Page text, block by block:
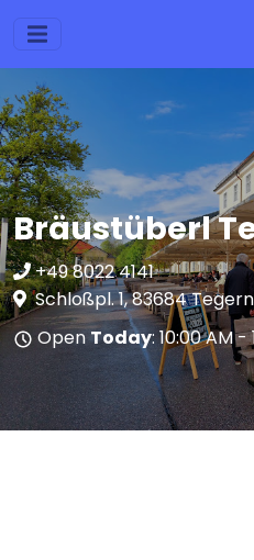
Bräustüberl
+49 8022 4141
Schloßpl. 1, 83684
OpenToday: 10:00 AM -